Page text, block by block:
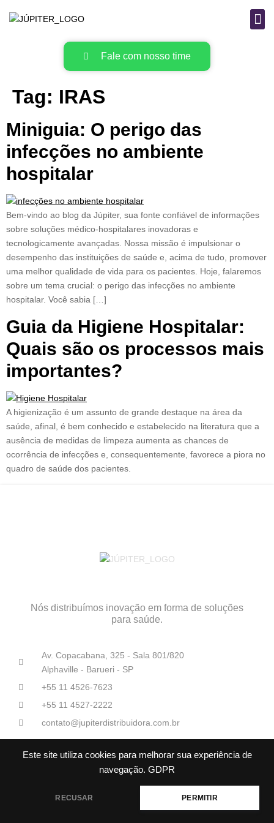
Este site utiliza cookies para melhorar sua experiência de
navegação. GDPR
RECUSAR PERMITIR
Fale com nosso time
Tag: IRAS
Miniguia: O perigo das
infecções no ambiente
hospitalar
Bem-vindo ao blog da Júpiter, sua fonte confiável de informações
sobre soluções médico-hospitalares inovadoras e
tecnologicamente avançadas. Nossa missão é impulsionar o
desempenho das instituições de saúde e, acima de tudo, promover
uma melhor qualidade de vida para os pacientes. Hoje, falaremos
sobre um tema crucial: o perigo das infecções no ambiente
hospitalar. Você sabia […]
Guia da Higiene Hospitalar:
Quais são os processos mais
importantes?
A higienização é um assunto de grande destaque na área da
saúde, afinal, é bem conhecido e estabelecido na literatura que a
ausência de medidas de limpeza aumenta as chances de
ocorrência de infecções e, consequentemente, favorece a piora no
quadro de saúde dos pacientes.
Nós distribuímos inovação em forma de soluções
para saúde.
Av. Copacabana, 325 - Sala 801/820
Alphaville - Barueri - SP
+55 11 4526-7623
+55 11 4527-2222
contato@jupiterdistribuidora.com.br
Júpiter Distribuidoras Médico-Hospitalares© Todos os direitos